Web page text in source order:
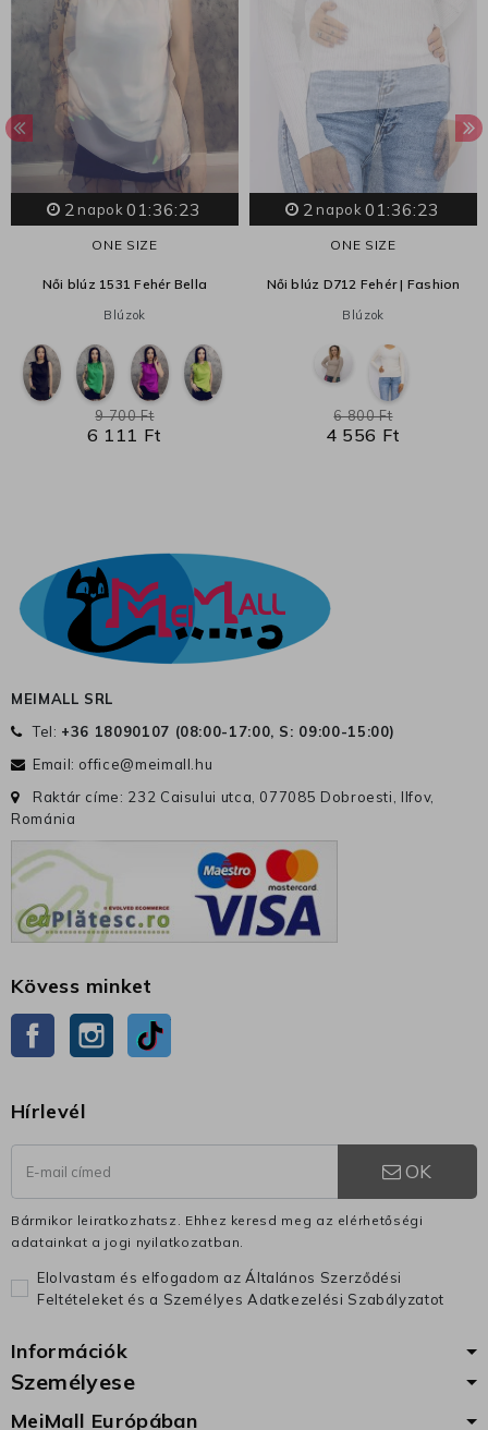
2 napok 01:36:22
ONE SIZE
Női blúz 1531 Fehér Bella
Blúzok
6 111 Ft
9 700 Ft
2 napok 01:36:22
ONE SIZE
Női blúz D712 Fehér | Fashion
Blúzok
4 556 Ft
6 800 Ft
MEIMALL SRL
Tel: +36 18090107 (08:00-17:00, S: 09:00-15:00)
Email: office@meimall.hu
Raktár címe: 232 Caisului utca, 077085 Dobroesti, Ilfov,
Románia
Kövess minket
FacebookInstagram
Hírlevél
OK
Bármikor leiratkozhatsz. Ehhez keresd meg az elérhetőségi
adatainkat a jogi nyilatkozatban.
Elolvastam és elfogadom az Általános Szerződési
Feltételeket és a Személyes Adatkezelési Szabályzatot
Információk
Személyese
MeiMall Európában